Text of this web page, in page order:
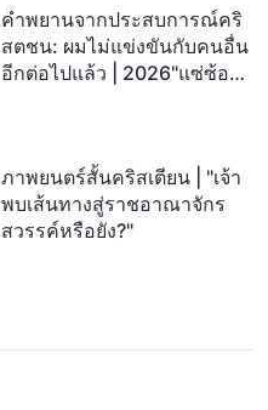
คำพยานจากประสบการณ์คริ
สตชน: ผมไม่แข่งขันกับคนอื่น
อีกต่อไปแล้ว | 2026"แซ่ซ้อง
ภาพยนตร์สั้นคริสเตียน | "เจ้า
พบเส้นทางสู่ราชอาณาจักร
สวรรค์หรือยัง?"